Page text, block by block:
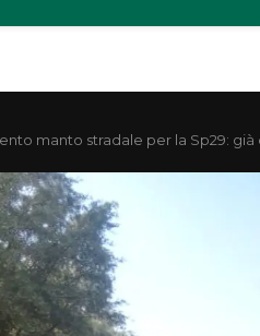
manto stradale per la Sp29: